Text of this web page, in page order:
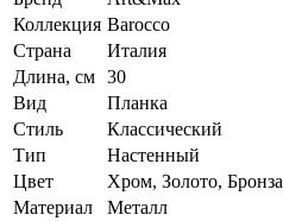
Коллекция Barocco
Страна
Италия
Длина, см 30
Вид
Планка
Стиль
Классический
Тип
Настенный
Цвет
Хром, Золото, Бронза
Материал
Металл